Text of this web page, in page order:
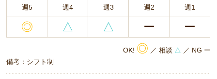
週5 週4 週3 週2 週1
◎ △ △ ー ー
OK! ◎ ／ 相談 △ ／ NG ー
備考：シフト制